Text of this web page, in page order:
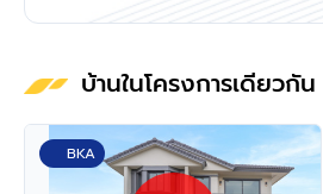
บ้านในโครงการเดียวกัน
BKA